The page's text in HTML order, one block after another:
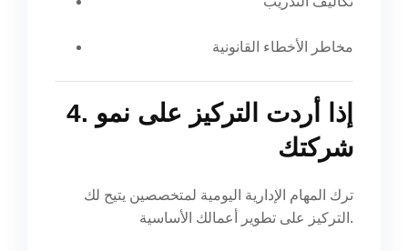
مخاطر الأخطاء القانونية
4. إذا أردت التركيز على نمو
شركتك
ترك المهام الإدارية اليومية لمتخصصين يتيح لك
التركيز على تطوير أعمالك الأساسية.